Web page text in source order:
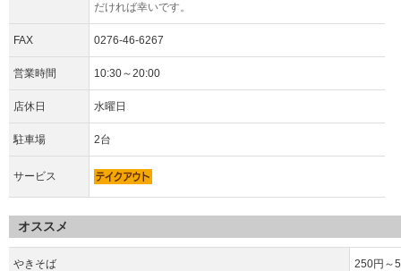
だければ幸いです。
FAX 0276-46-6267
営業時間 10:30～20:00
店休日 水曜日
駐車場 2台
サービス
オススメ
やきそば
250円～